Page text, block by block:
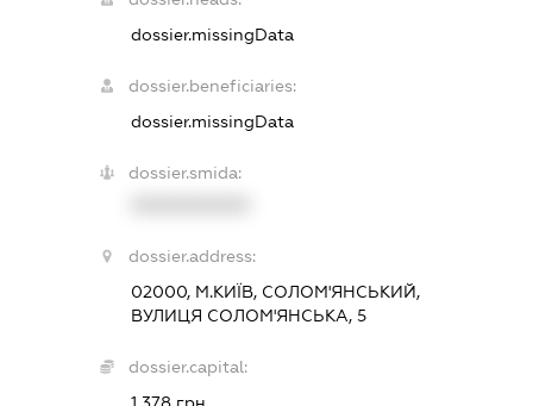
dossier.missingData
dossier.beneficiaries:
dossier.missingData
dossier.smida:
dossier.address:
02000, М.КИЇВ, СОЛОМ'ЯНСЬКИЙ,
ВУЛИЦЯ СОЛОМ'ЯНСЬКА, 5
dossier.capital:
1 378 грн.